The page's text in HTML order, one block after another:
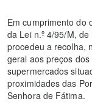
Em cumprimento do
da Lei n.º 4/95/M,
procedeu a recolha,
geral aos preços
supermercados
proximidades das
Senhora de Fátima.